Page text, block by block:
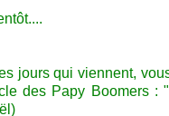
jours qui viennent,
des Papy Boomers :